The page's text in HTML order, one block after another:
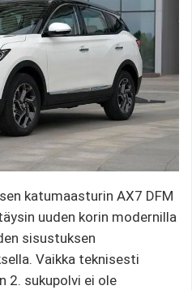
katumaasturin AX7 DFM
uuden korin modernilla
sisustuksen
Vaikka teknisesti
2. sukupolvi ei ole